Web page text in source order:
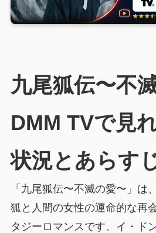
九尾狐伝〜不
DMM TVで見
状況とあらす
「九尾狐伝〜不滅の愛〜」は
狐と人間の女性の運命的な再
タジーロマンスです。イ・ド